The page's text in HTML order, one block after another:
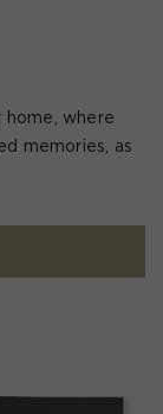
home, where
memories, as